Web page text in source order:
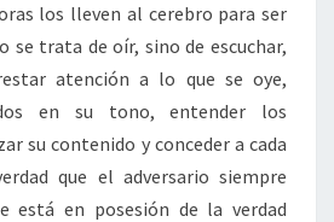
los lleven al cerebro para ser
se trata de oír, sino de escuchar,
atención a lo que se oye,
en su tono, entender los
su contenido y conceder a cada
que el adversario siempre
está en posesión de la verdad